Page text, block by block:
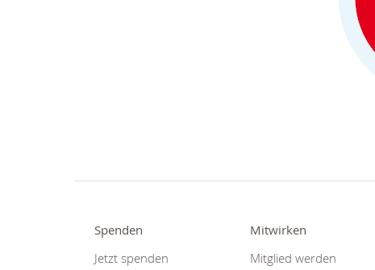
Spenden
Jetzt spenden
Mitwirken
Mitglied werden